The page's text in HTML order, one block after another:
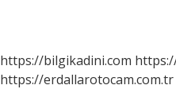
https://bilgikadini.com
https://erdallarotocam.com.tr